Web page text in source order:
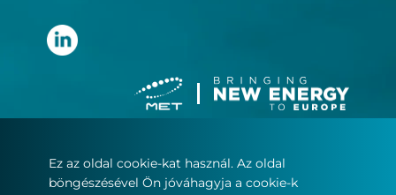
Felhasználási feltételek
Ez az oldal cookie-kat használ. Az oldal
böngészésével Ön jóváhagyja a cookie-k